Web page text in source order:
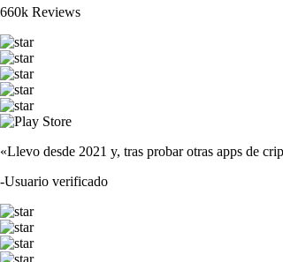
660k Reviews
«Llevo desde 2021 y, tras probar otras apps de
-Usuario verificado